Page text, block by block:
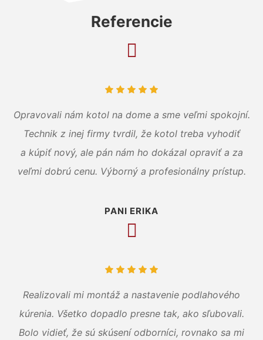
Referencie
Opravovali nám kotol na dome a sme veľmi spokojní.
Technik z inej firmy tvrdil, že kotol treba vyhodiť
a kúpiť nový, ale pán nám ho dokázal opraviť a za
veľmi dobrú cenu. Výborný a profesionálny prístup.
PANI ERIKA
Realizovali mi montáž a nastavenie podlahového
kúrenia. Všetko dopadlo presne tak, ako sľubovali.
Bolo vidieť, že sú skúsení odborníci, rovnako sa mi